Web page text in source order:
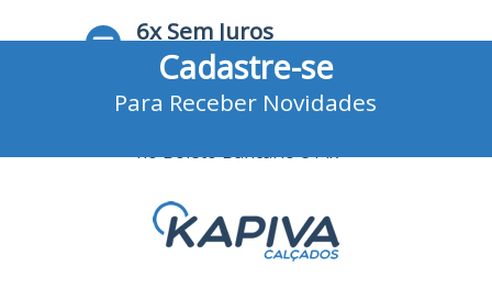
6x Sem Juros
no Cartão de Crédito
no Boleto Bancário e Pix
Cadastre-se
Para Receber Novidades